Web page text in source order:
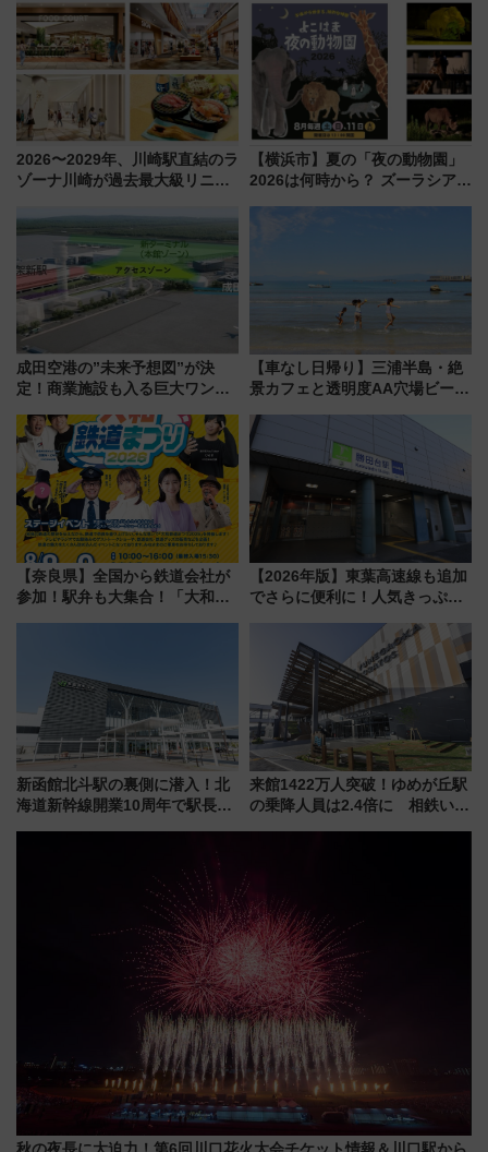
2026〜2029年、川崎駅直結のラ
ゾーナ川崎が過去最大級リニュ
「いつから何が変わるか」徹底
【横浜市】夏の「夜の動物園」
2026は何時から？ ズーラシア・
見どころ、限定イベントを徹底
成田空港の”未来予想図”が決
定！商業施設も入る巨大ワンタ
で新型特急が品川･羽田とを結
ぶ！ JR空港駅は2面3線化！
【車なし日帰り】三浦半島・絶
景カフェと透明度AA穴場ビーチ
用してストレスフリー旅へ行こ
う！
【奈良県】全国から鉄道会社が
参加！駅弁も大集合！「大和鉄
【2026年版】東葉高速線も追加
でさらに便利に！人気きっぷ
今年も発売 秋・早春に千葉県を
巡るなら使い勝手・コスパ抜群
新函館北斗駅の裏側に潜入！北
海道新幹線開業10周年で駅長
来館1422万人突破！ゆめが丘駅
の乗降人員は2.4倍に 相鉄いず